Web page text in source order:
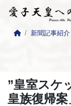
新聞記事紹介
”皇室スケ
皇族復帰案